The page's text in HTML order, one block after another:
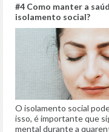
#4 Como manter a
isolamento social?
O isolamento social
isso, é importante que
mental durante a